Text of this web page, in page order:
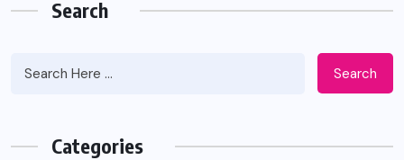
Search
Search
Categories